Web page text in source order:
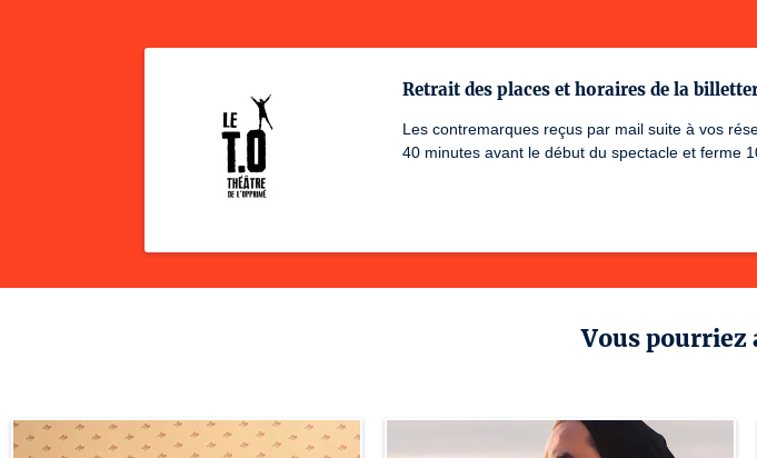
Vous pourriez
Retrait des places et horaires de la
Les contremarques reçus par mail suite à vos
40 minutes avant le début du spectacle et ferme